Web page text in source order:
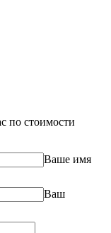
по стоимости
Ваше имя
Ваш